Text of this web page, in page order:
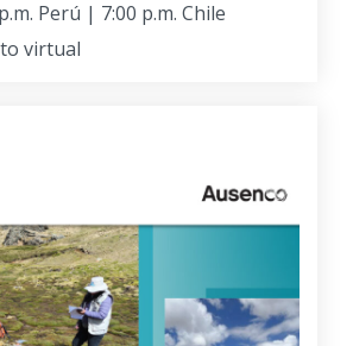
Perú | 7:00 p.m. Chile
virtual